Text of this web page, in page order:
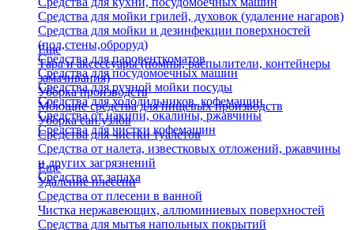
Средства для мойки грилей, духовок (удаление нагаров)
Средства для мойки и дезинфекции поверхностей
(пол,стены,оброруд)
Средства для паровенткоматов
Средства для посудомоечных машин
Средства для ручной мойки посуды
Средства для холодильников, кофемашин
Средства от накипи, окалины, ржавчины
Средства для чистки кофемашин
Еще
Тара и аксессуары (помпы, распылители, контейнеры
замачивания)
Уборка производств
Моющие средства для пищевых производств
Уборка сан.узлов
Средства для чистки туалетов
Средства от налета, известковых отложений, ржавчины
и других загрязнений
Средства от запаха
Еще
Удаление плесени
Средства от плесени в ванной
Чистка нержавеющих, аллюминиевых поверхностей
Средства для мытья напольных покрытий